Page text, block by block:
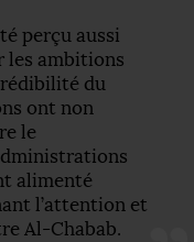
perçu aussi
les ambitions
du
ont non
le
alimenté
l’attention et
Al-Chabab.